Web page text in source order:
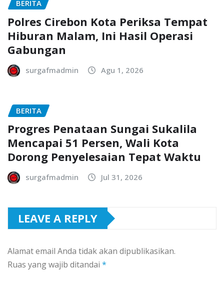
BERITA
Polres Cirebon Kota Periksa Tempat
Hiburan Malam, Ini Hasil Operasi
Gabungan
surgafmadmin Agu 1, 2026
BERITA
Progres Penataan Sungai Sukalila
Mencapai 51 Persen, Wali Kota
Dorong Penyelesaian Tepat Waktu
surgafmadmin Jul 31, 2026
LEAVE A REPLY
Alamat email Anda tidak akan dipublikasikan.
Ruas yang wajib ditandai *